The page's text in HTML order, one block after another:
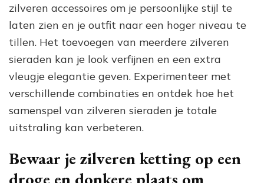
zilveren accessoires om je persoonlijke stijl te
laten zien en je outfit naar een hoger niveau te
tillen. Het toevoegen van meerdere zilveren
sieraden kan je look verfijnen en een extra
vleugje elegantie geven. Experimenteer met
verschillende combinaties en ontdek hoe het
samenspel van zilveren sieraden je totale
uitstraling kan verbeteren.
Bewaar je zilveren ketting op een
droge en donkere plaats om